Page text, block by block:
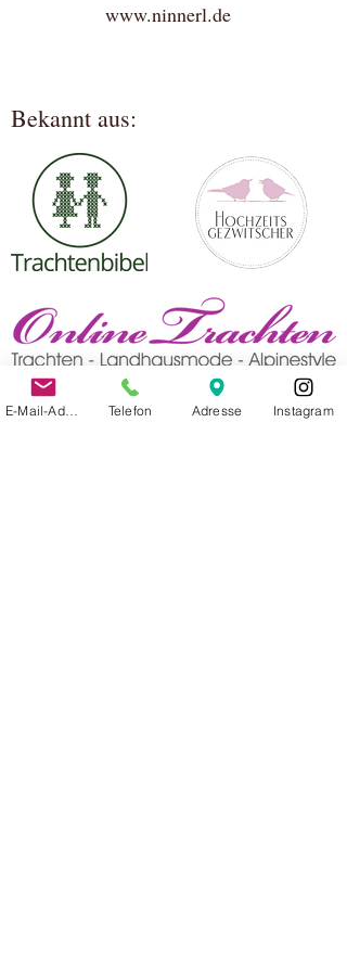
www.ninnerl.de
Bekannt aus:
E-Mail-Adresse Telefon Adresse Instagram